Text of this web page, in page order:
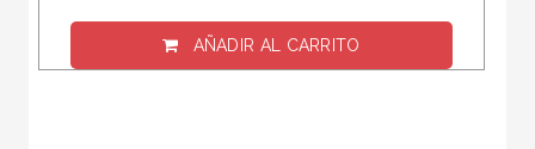
AÑADIR AL CARRITO